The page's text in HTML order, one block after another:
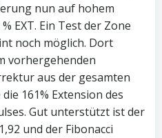
nun auf hohem
EXT. Ein Test der Zone
noch möglich. Dort
vorhergehenden
aus der gesamten
161% Extension des
Gut unterstützt ist der
und der Fibonacci